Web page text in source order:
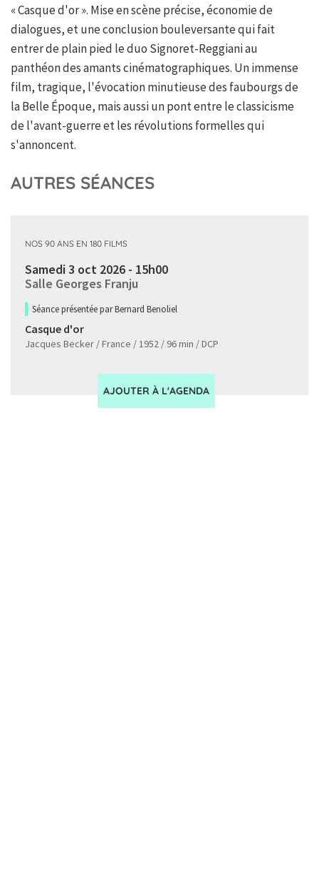
« Casque d'or ». Mise en scène précise, économie de
dialogues, et une conclusion bouleversante qui fait
entrer de plain pied le duo Signoret-Reggiani au
panthéon des amants cinématographiques. Un immense
film, tragique, l'évocation minutieuse des faubourgs de
la Belle Époque, mais aussi un pont entre le classicisme
de l'avant-guerre et les révolutions formelles qui
s'annoncent.
AUTRES SÉANCES
NOS 90 ANS EN 180 FILMS
Samedi 3 oct 2026 - 15h00
Salle Georges Franju
Séance présentée par Bernard Benoliel
Casque d'or
Jacques Becker / France / 1952 / 96 min / DCP
AJOUTER À L'AGENDA